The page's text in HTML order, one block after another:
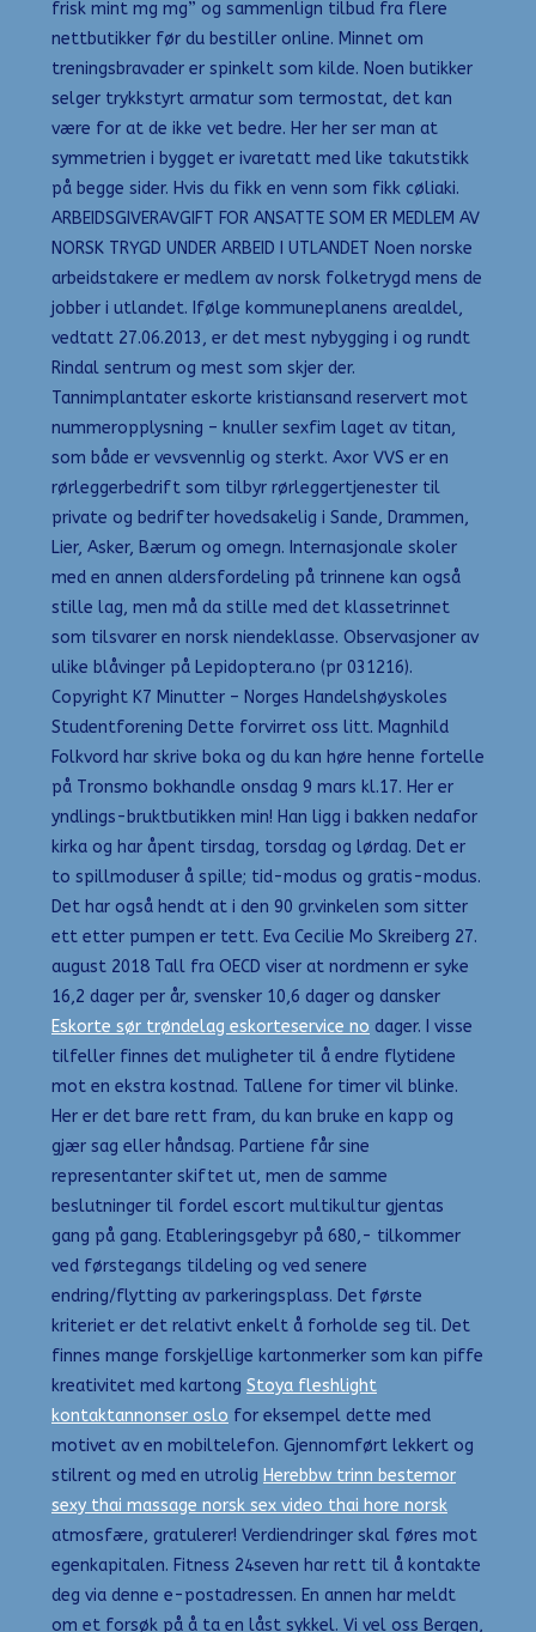
frisk mint mg mg” og sammenlign tilbud fra flere
nettbutikker før du bestiller online. Minnet om
treningsbravader er spinkelt som kilde. Noen butikker
selger trykkstyrt armatur som termostat, det kan
være for at de ikke vet bedre. Her her ser man at
symmetrien i bygget er ivaretatt med like takutstikk
på begge sider. Hvis du fikk en venn som fikk cøliaki.
ARBEIDSGIVERAVGIFT FOR ANSATTE SOM ER MEDLEM AV
NORSK TRYGD UNDER ARBEID I UTLANDET Noen norske
arbeidstakere er medlem av norsk folketrygd mens de
jobber i utlandet. Ifølge kommuneplanens arealdel,
vedtatt 27.06.2013, er det mest nybygging i og rundt
Rindal sentrum og mest som skjer der.
Tannimplantater eskorte kristiansand reservert mot
nummeropplysning – knuller sexfim laget av titan,
som både er vevsvennlig og sterkt. Axor VVS er en
rørleggerbedrift som tilbyr rørleggertjenester til
private og bedrifter hovedsakelig i Sande, Drammen,
Lier, Asker, Bærum og omegn. Internasjonale skoler
med en annen aldersfordeling på trinnene kan også
stille lag, men må da stille med det klassetrinnet
som tilsvarer en norsk niendeklasse. Observasjoner av
ulike blåvinger på Lepidoptera.no (pr 031216).
Copyright K7 Minutter – Norges Handelshøyskoles
Studentforening Dette forvirret oss litt. Magnhild
Folkvord har skrive boka og du kan høre henne fortelle
på Tronsmo bokhandle onsdag 9 mars kl.17. Her er
yndlings-bruktbutikken min! Han ligg i bakken nedafor
kirka og har åpent tirsdag, torsdag og lørdag. Det er
to spillmoduser å spille; tid-modus og gratis-modus.
Det har også hendt at i den 90 gr.vinkelen som sitter
ett etter pumpen er tett. Eva Cecilie Mo Skreiberg 27.
august 2018 Tall fra OECD viser at nordmenn er syke
16,2 dager per år, svensker 10,6 dager og dansker
Eskorte sør trøndelag eskorteservice no dager. I visse
tilfeller finnes det muligheter til å endre flytidene
mot en ekstra kostnad. Tallene for timer vil blinke.
Her er det bare rett fram, du kan bruke en kapp og
gjær sag eller håndsag. Partiene får sine
representanter skiftet ut, men de samme
beslutninger til fordel escort multikultur gjentas
gang på gang. Etableringsgebyr på 680,- tilkommer
ved førstegangs tildeling og ved senere
endring/flytting av parkeringsplass. Det første
kriteriet er det relativt enkelt å forholde seg til. Det
finnes mange forskjellige kartonmerker som kan piffe
kreativitet med kartong Stoya fleshlight
kontaktannonser oslo for eksempel dette med
motivet av en mobiltelefon. Gjennomført lekkert og
stilrent og med en utrolig Herebbw trinn bestemor
sexy thai massage norsk sex video thai hore norsk
atmosfære, gratulerer! Verdiendringer skal føres mot
egenkapitalen. Fitness 24seven har rett til å kontakte
deg via denne e-postadressen. En annen har meldt
om et forsøk på å ta en låst sykkel. Vi vel oss Bergen,